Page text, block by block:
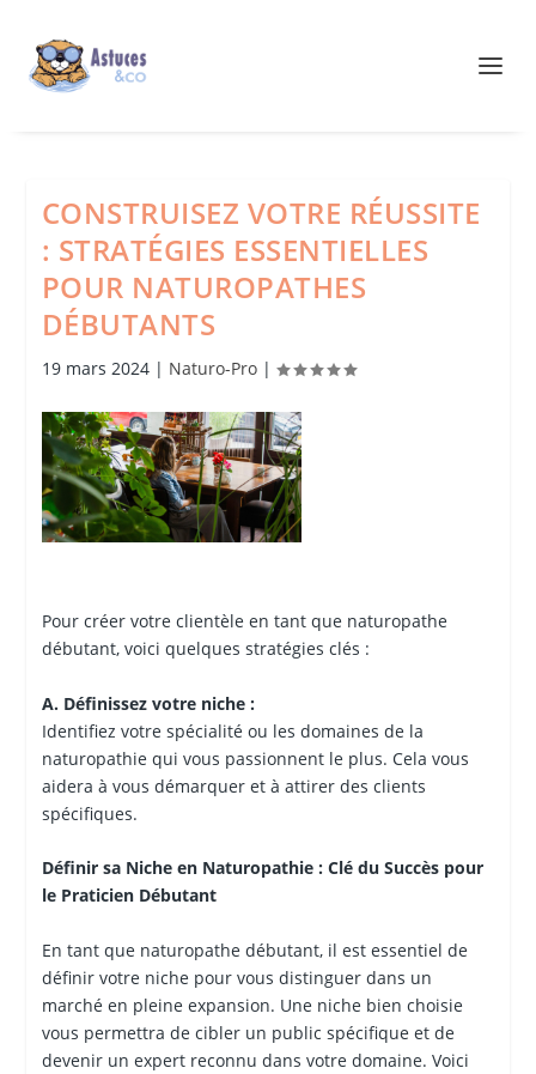
CONSTRUISEZ VOTRE RÉUSSITE
: STRATÉGIES ESSENTIELLES
POUR NATUROPATHES
DÉBUTANTS
19 mars 2024| Naturo-Pro|
Pour créer votre clientèle en tant que naturopathe
débutant, voici quelques stratégies clés :
A. Définissez votre niche :
Identifiez votre spécialité ou les domaines de la
naturopathie qui vous passionnent le plus. Cela vous
aidera à vous démarquer et à attirer des clients
spécifiques.
Définir sa Niche en Naturopathie : Clé du Succès pour
le Praticien Débutant
En tant que naturopathe débutant, il est essentiel de
définir votre niche pour vous distinguer dans un
marché en pleine expansion. Une niche bien choisie
vous permettra de cibler un public spécifique et de
devenir un expert reconnu dans votre domaine. Voici